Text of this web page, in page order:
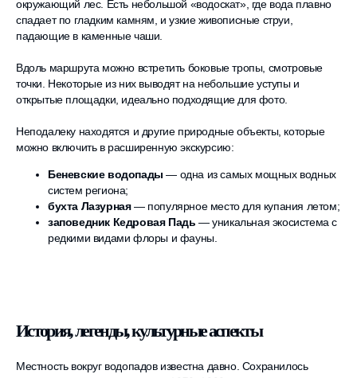
окружающий лес. Есть небольшой «водоскат», где вода плавно
спадает по гладким камням, и узкие живописные струи,
падающие в каменные чаши.
Вдоль маршрута можно встретить боковые тропы, смотровые
точки. Некоторые из них выводят на небольшие уступы и
открытые площадки, идеально подходящие для фото.
Неподалеку находятся и другие природные объекты, которые
можно включить в расширенную экскурсию:
Беневские водопады — одна из самых мощных водных
систем региона;
бухта Лазурная— популярное место для купания летом;
заповедник Кедровая Падь — уникальная экосистема с
редкими видами флоры и фауны.
История, легенды, культурные аспекты
Местность вокруг водопадов известна давно. Сохранилось